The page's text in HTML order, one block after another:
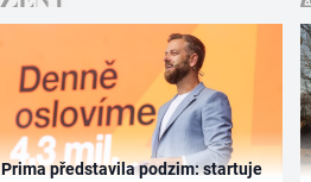
Prima představila podzim: startuje